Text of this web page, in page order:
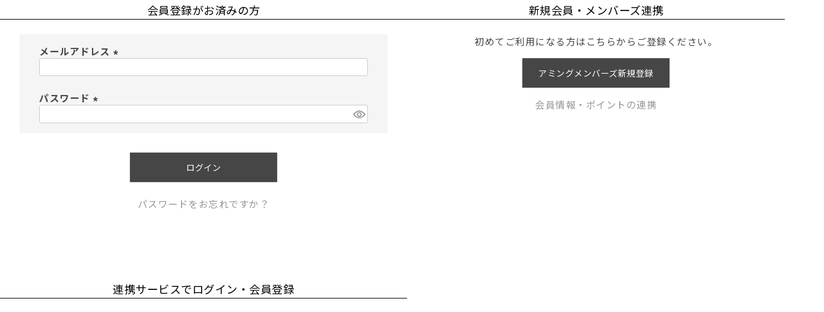
会員登録がお済みの方
メールアドレス
パスワード
ログイン
パスワードをお忘れですか？
連携サービスでログイン・会員登録
新規会員・メンバーズ連携
初めてご利用になる方はこちらからご登録ください。
アミングメンバーズ新規登録
会員情報・ポイントの連携